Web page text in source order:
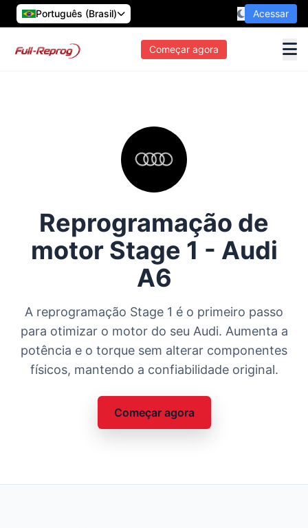
Português (Brasil) Acessar
Começar agora
Reprogramação de
motor Stage 1 - Audi
A6
A reprogramação Stage 1 é o primeiro passo
para otimizar o motor do seu Audi. Aumenta a
potência e o torque sem alterar componentes
físicos, mantendo a confiabilidade original.
Começar agora